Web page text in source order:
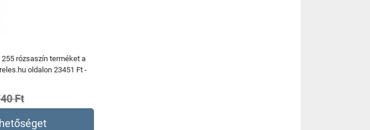
rózsaszín terméket a
oldalon 23451 Ft -
Ft